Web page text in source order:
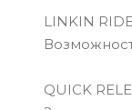
LINKIN
QUICK